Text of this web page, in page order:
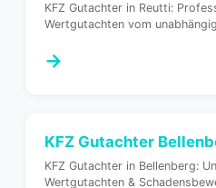
KFZ Gutachter in Reutti:
Wertgutachten vom
→
KFZ Gutachter
KFZ Gutachter in Bellenberg:
Wertgutachten &